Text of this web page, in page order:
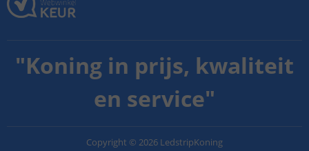
"Koning in prijs, kwaliteit
en service"
Copyright © 2026 LedstripKoning